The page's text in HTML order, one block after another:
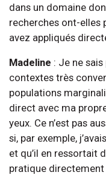
dans un domaine
recherches ont-elles
avez appliqués
Madeline : Je ne
contextes très
populations
direct avec ma
yeux. Ce n’est pas
si, par exemple,
et qu’il en ressortait
pratique directement